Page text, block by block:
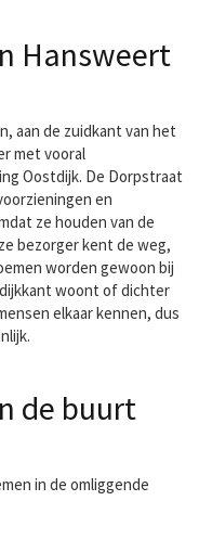
Hansweert
aan de zuidkant van het
met vooral
Oostdijk. De Dorpstraat
en
ze houden van de
bezorger kent de weg,
worden gewoon bij
woont of dichter
elkaar kennen, dus
de buurt
in de omliggende